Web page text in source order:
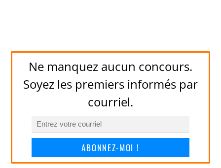
Ne manquez aucun concours.
Soyez les premiers informés par
courriel.
ABONNEZ-MOI !